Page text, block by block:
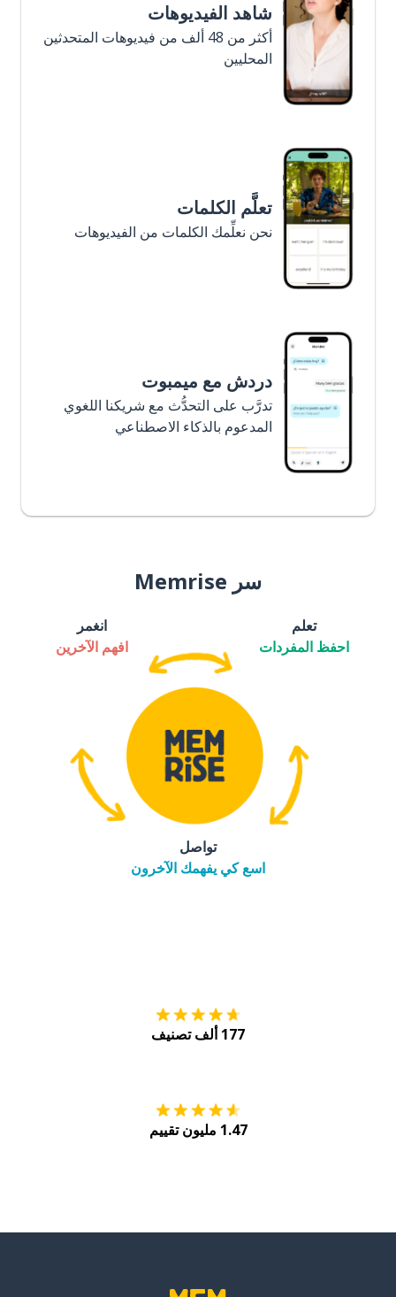
شاهد الفيديوهات
أكثر من 48 ألف من فيديوهات المتحدثين
المحليين
تعلَّم الكلمات
نحن نعلِّمك الكلمات من الفيديوهات
دردش مع ميمبوت
تدرَّب على التحدُّث مع شريكنا اللغوي
المدعوم بالذكاء الاصطناعي
سر Memrise
تعلم
احفظ المفردات
انغمر
افهم الآخرين
تواصل
اسع كي يفهمك الآخرون
177 ألف تصنيف
1.47 مليون تقييم